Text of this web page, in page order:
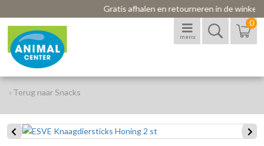
Gratis afhalen en retourneren in de winkel
menu
0
‹ Terug naar Snacks